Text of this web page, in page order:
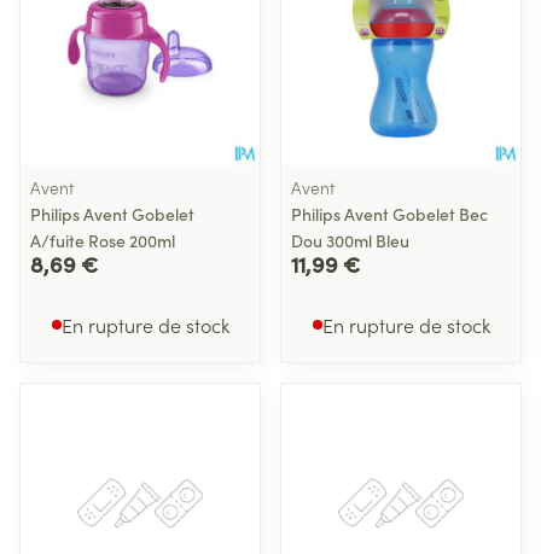
Avent
Philips Avent Gobelet
A/fuite Rose 200ml
8,69 €
En rupture de stock
Avent
Philips Avent Gobelet Bec
Dou 300ml Bleu
11,99 €
En rupture de stock